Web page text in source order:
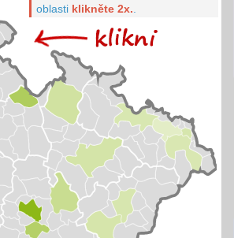
oblasti klikněte 2x..